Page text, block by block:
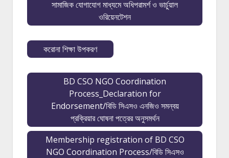
সামাজিক যোগাযোগ মাধ্যমে অধিপরামর্শ ও ভার্চুয়াল
ওরিয়েনটেশন
করোনা শিক্ষা উপকরণ
BD CSO NGO Coordination
Process_Declaration for
Endorsement/বিডি সিএসও এনজিও সমন্বয়
প্রক্রিয়ার ঘোষনা পত্রের অনুসমর্থন
Membership registration of BD CSO
NGO Coordination Process/বিডি সিএসও